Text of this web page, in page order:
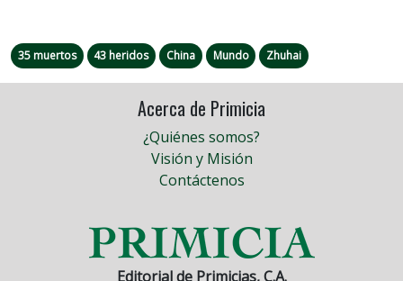
35 muertos 43 heridos China Mundo Zhuhai
Acerca de Primicia
¿Quiénes somos?
Visión y Misión
Contáctenos
Editorial de Primicias, C.A.